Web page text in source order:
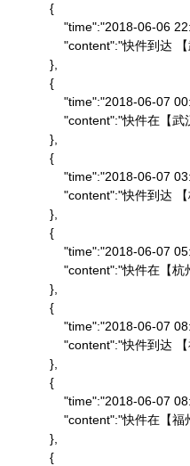
            {
"time":"2018-06-06
"content":"快件到
            },
            {
"time":"2018-06-07
"content":"快件
            },
            {
"time":"2018-06-07
"content":"快件到
            },
            {
"time":"2018-06-07
"content":"快件
            },
            {
"time":"2018-06-07
"content":"快件到
            },
            {
"time":"2018-06-07
"content":"快件
            },
            {